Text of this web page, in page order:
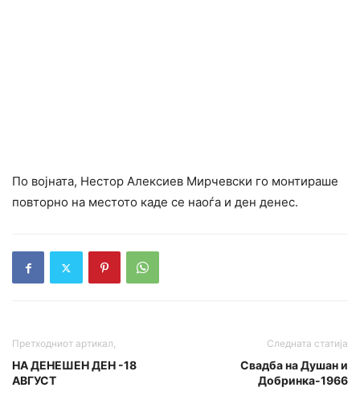
По војната, Нестор Алексиев Мирчевски го монтираше
повторно на местото каде се наоѓа и ден денес.
Претходниот артикал,
НА ДЕНЕШЕН ДЕН -18
АВГУСТ
Следната статија
Свадба на Душан и
Добринка-1966